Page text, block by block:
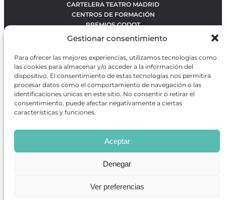
Gestionar consentimiento
Para ofrecer las mejores experiencias, utilizamos tecnologías como
las cookies para almacenar y/o acceder a la información del
dispositivo. El consentimiento de estas tecnologías nos permitirá
procesar datos como el comportamiento de navegación o las
identificaciones únicas en este sitio. No consentir o retirar el
consentimiento, puede afectar negativamente a ciertas
características y funciones.
Aceptar
Denegar
Ver preferencias
CARTELERA TEATRO MADRID
CENTROS DE FORMACIÓN
PREMIOS GODOT
CONTACTO
OBRAS MÁS VOTADAS
RANKING MEJORES OBRAS
BÚSQUEDA AVANZADA DE OBRAS
Revista GODOTes una revista independiente especializada
en información sobre artes escénicas de Madrid, gratuita y
que se distribuye en espacios escénicos, además de otros
puntos de interés turístico y de ocio de la capital.